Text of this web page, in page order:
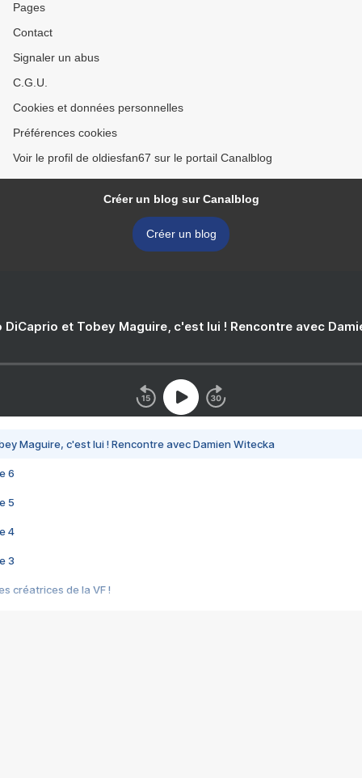
Pages
Contact
Signaler un abus
C.G.U.
Cookies et données personnelles
Préférences cookies
Voir le profil de oldiesfan67 sur le portail Canalblog
Créer un blog sur Canalblog
Créer un blog
DiCaprio et Tobey Maguire, c'est lui ! Rencontre avec
Maguire, c'est lui ! Rencontre avec Damien Witecka
6
5
4
3
créatrices de la VF !